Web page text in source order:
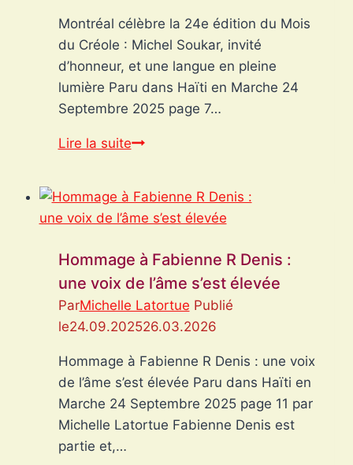
haïtienne,
occasion
17
octobre
Montréal célèbre la 24e édition du Mois
du Créole : Michel Soukar, invité
d’honneur, et une langue en pleine
lumière Paru dans Haïti en Marche 24
Septembre 2025 page 7…
Lire la suiteMontréal
24e
édition
Mois
du
Créole
:
Michel
Soukar,
invité
d’honneur,
Hommage à Fabienne R Denis :
une voix de l’âme s’est élevée
ParMichelle Latortue Publié
le24.09.202526.03.2026
Hommage à Fabienne R Denis : une voix
de l’âme s’est élevée Paru dans Haïti en
Marche 24 Septembre 2025 page 11 par
Michelle Latortue Fabienne Denis est
partie et,…